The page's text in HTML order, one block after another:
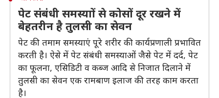
पेट संबंधी समस्याों से कोसों दूर रखने में
बेहतरीन है तुलसी का सेवन
पेट की तमाम समस्याएं पूरे शरीर की कार्यप्रणाली प्रभावित
करती है। ऐसे में पेट संबंधी समस्याओं जैसे पेट में दर्द, पेट
का फूलना, एसिडिटी व कब्ज आदि से निजात दिलाने में
तुलसी का सेवन एक रामबाण इलाज की तरह काम करता
है।